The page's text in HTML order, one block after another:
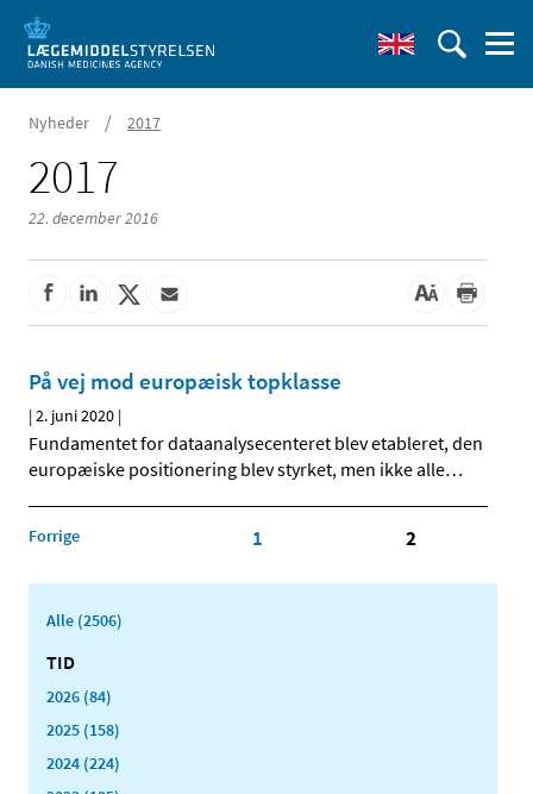
Nyheder / 2017
2017
22. december 2016
På vej mod europæisk topklasse
|2. juni 2020 |
Fundamentet for dataanalysecenteret blev etableret, den
europæiske positionering blev styrket, men ikke alle…
Forrige 1 2
Alle (2506)
TID
2026 (84)
2025 (158)
2024 (224)